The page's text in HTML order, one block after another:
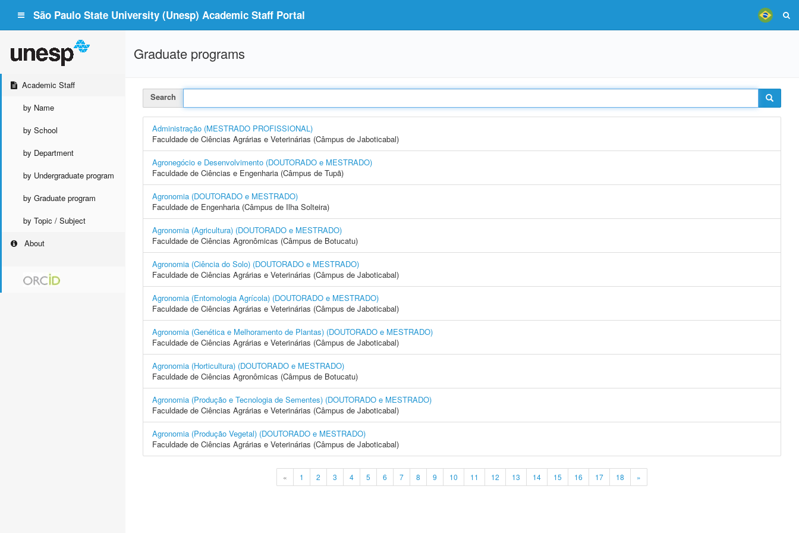
São Paulo State University (Unesp) Academic Staff Portal
Academic Staff
by Name
by School
by Department
by Undergraduate program
by Graduate program
by Topic / Subject
About
Graduate programs
Search
Administração (MESTRADO PROFISSIONAL)
Faculdade de Ciências Agrárias e Veterinárias (Câmpus de Jaboticabal)
Agronegócio e Desenvolvimento (DOUTORADO e MESTRADO)
Faculdade de Ciências e Engenharia (Câmpus de Tupã)
Agronomia (DOUTORADO e MESTRADO)
Faculdade de Engenharia (Câmpus de Ilha Solteira)
Agronomia (Agricultura) (DOUTORADO e MESTRADO)
Faculdade de Ciências Agronômicas (Câmpus de Botucatu)
Agronomia (Ciência do Solo) (DOUTORADO e MESTRADO)
Faculdade de Ciências Agrárias e Veterinárias (Câmpus de Jaboticabal)
Agronomia (Entomologia Agrícola) (DOUTORADO e MESTRADO)
Faculdade de Ciências Agrárias e Veterinárias (Câmpus de Jaboticabal)
Agronomia (Genética e Melhoramento de Plantas) (DOUTORADO e MESTRADO)
Faculdade de Ciências Agrárias e Veterinárias (Câmpus de Jaboticabal)
Agronomia (Horticultura) (DOUTORADO e MESTRADO)
Faculdade de Ciências Agronômicas (Câmpus de Botucatu)
Agronomia (Produção e Tecnologia de Sementes) (DOUTORADO e MESTRADO)
Faculdade de Ciências Agrárias e Veterinárias (Câmpus de Jaboticabal)
Agronomia (Produção Vegetal) (DOUTORADO e MESTRADO)
Faculdade de Ciências Agrárias e Veterinárias (Câmpus de Jaboticabal)
« 1 2 3 4 5 6 7 8 9 10 11 12 13 14 15 16 17 18 »